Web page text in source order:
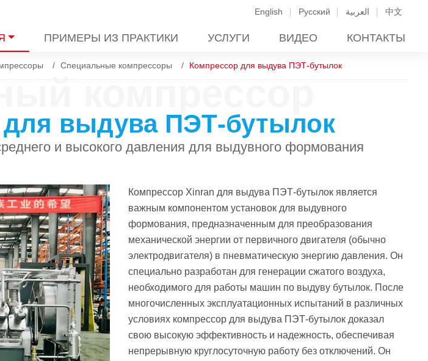
English Русский العربية 中文
ПРИМЕРЫ ИЗ ПРАКТИКИ УСЛУГИ ВИДЕО КОНТАКТЫ
Специальные компрессоры Компрессор для выдува ПЭТ-бутылок
выдува ПЭТ-бутылок
и высокого давления для выдувного формования
Компрессор Xinran для выдува ПЭТ-бутылок является
важным компонентом установок для выдувного
формования, предназначенным для преобразования
механической энергии от первичного двигателя (обычно
электродвигателя) в пневматическую энергию давления. Он
специально разработан для генерации сжатого воздуха,
необходимого для работы машин по выдуву бутылок. После
многочисленных эксплуатационных испытаний в различных
условиях компрессор для выдува ПЭТ-бутылок доказал
свою высокую эффективность и надежность, обеспечивая
непрерывную круглосуточную работу без отключений. Он